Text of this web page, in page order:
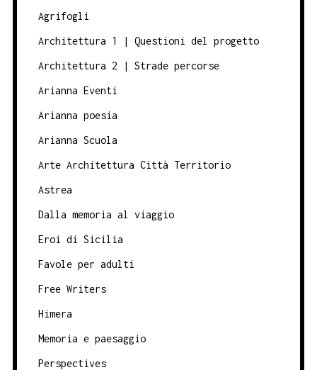
Agrifogli
Architettura 1 | Questioni del progetto
Architettura 2 | Strade percorse
Arianna Eventi
Arianna poesia
Arianna Scuola
Arte Architettura Città Territorio
Astrea
Dalla memoria al viaggio
Eroi di Sicilia
Favole per adulti
Free Writers
Himera
Memoria e paesaggio
Perspectives